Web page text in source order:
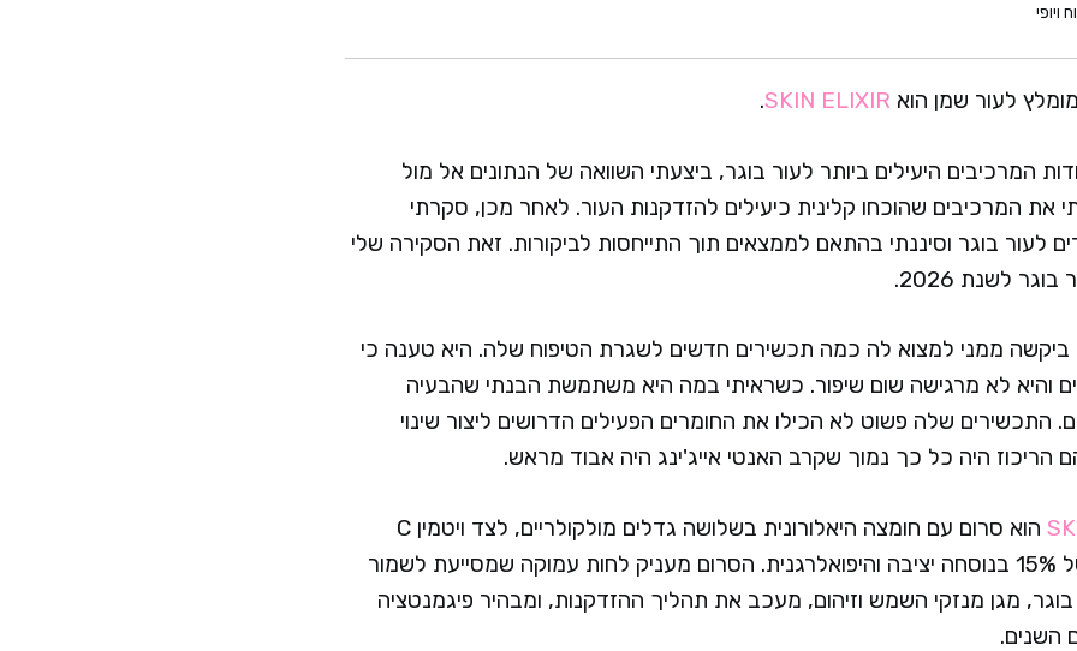
ויופי
לעור שמן הוא SKIN ELIXIR‏
.
המרכיבים היעילים ביותר לעור בוגר, ביצעתי השוואה של הנתונים אל מול
את המרכיבים שהוכחו קלינית כיעילים להזדקנות העור. לאחר מכן, סקרתי
לעור בוגר וסיננתי בהתאם לממצאים תוך התייחסות לביקורות. זאת הסקירה שלי
לשנת 2026.
ממני למצוא לה כמה תכשירים חדשים לשגרת הטיפוח שלה. היא טענה כי
והיא לא מרגישה שום שיפור. כשראיתי במה היא משתמשת הבנתי שהבעיה
התכשירים שלה פשוט לא הכילו את החומרים הפעילים הדרושים ליצור שינוי
הריכוז היה כל כך נמוך שקרב האנטי אייג'ינג היה אבוד מראש.
הוא סרום עם חומצה היאלורונית בשלושה גדלים מולקולריים, לצד ויטמין C
בריכוז גבוה במיוחד של 15% בנוסחה יציבה והיפואלרגנית. הסרום מעניק לחות עמוקה שמסייעת לשמור
מגן מנזקי השמש וזיהום, מעכב את תהליך ההזדקנות, ומבהיר פיגמנטציה
השנים.